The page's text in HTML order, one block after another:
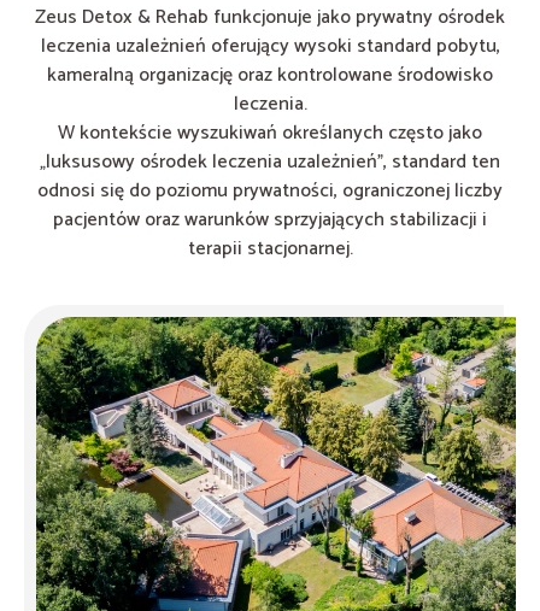
Zeus Detox & Rehab funkcjonuje jako prywatny ośrodek
leczenia uzależnień oferujący wysoki standard pobytu,
kameralną organizację oraz kontrolowane środowisko
leczenia.
W kontekście wyszukiwań określanych często jako
„luksusowy ośrodek leczenia uzależnień”, standard ten
odnosi się do poziomu prywatności, ograniczonej liczby
pacjentów oraz warunków sprzyjających stabilizacji i
terapii stacjonarnej.